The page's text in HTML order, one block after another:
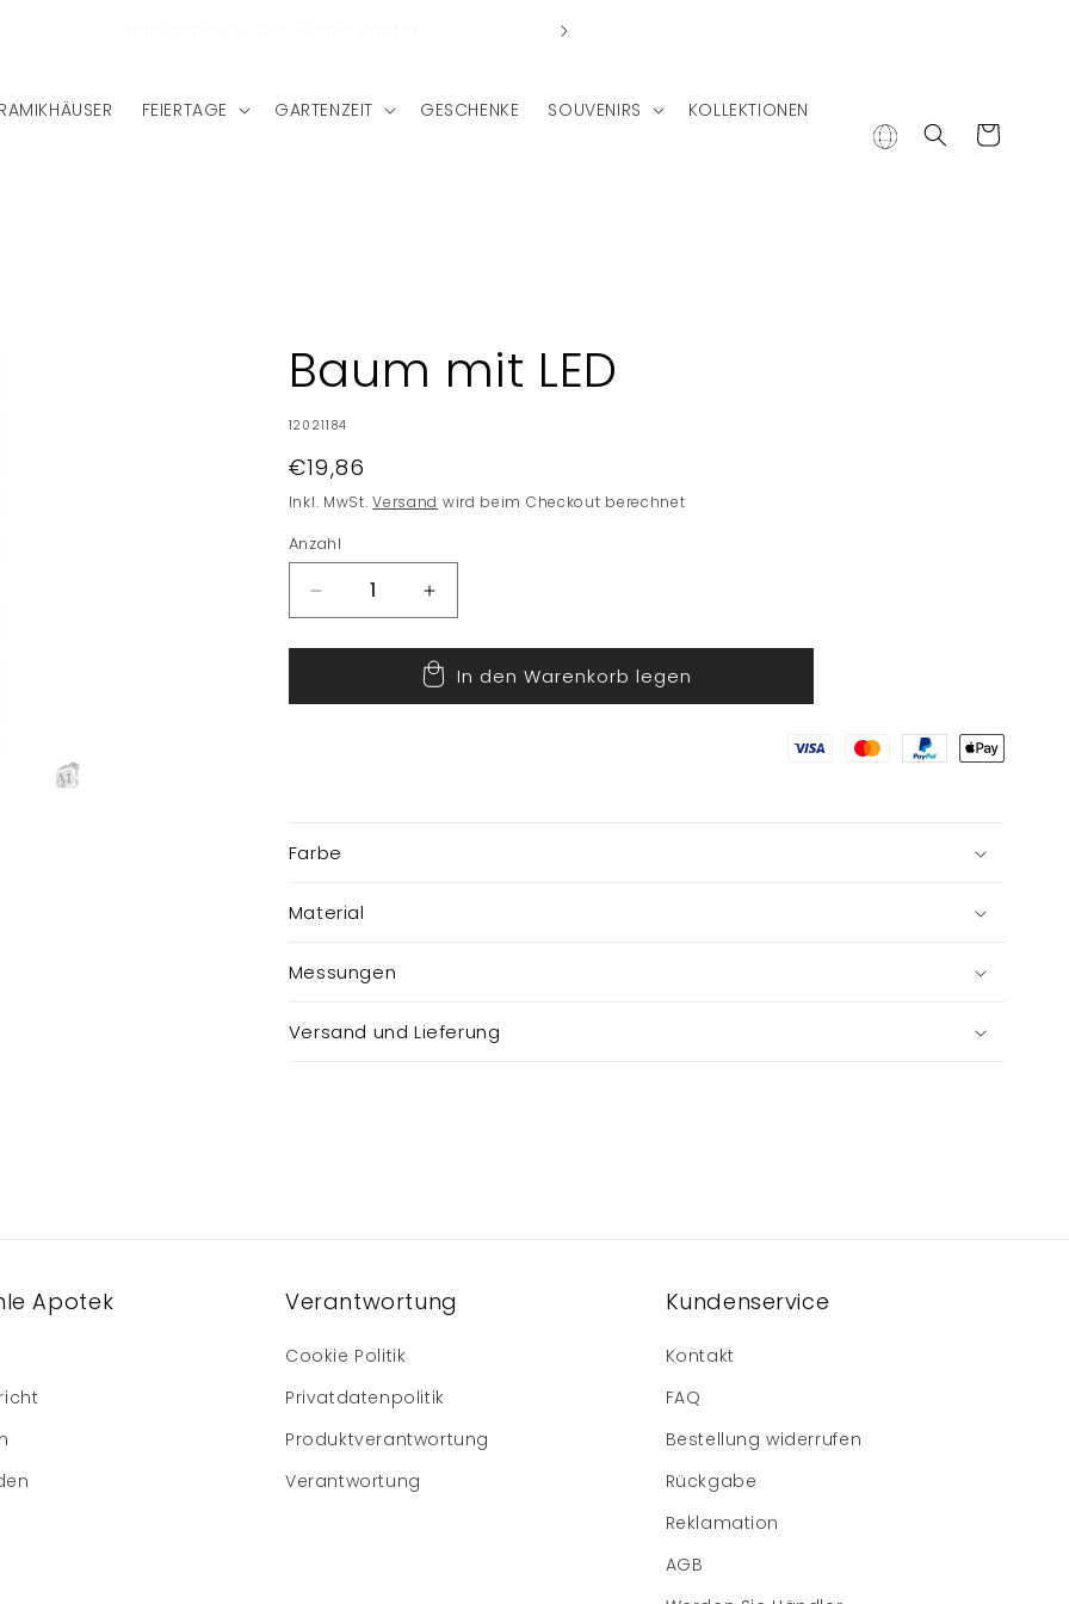
FEIERTAGE GARTENZEIT GESCHENKE SOUVENIRS KOLLEKTIONEN
Warenkorb
Baum mit LED
SKU:
12021184
Normaler
Preis
€19,86
Inkl. MwSt.Versand wird beim Checkout berechnet
Anzahl
Verringere
die
Menge
Baum
Erhöhe
die
Menge
für
Baum
In den Warenkorb legen
Farbe
Material
Messungen
Versand und Lieferung
Apotek Verantwortung
Cookie Politik
Privatdatenpolitik
Produktverantwortung
Verantwortung
Kundenservice
Kontakt
FAQ
Bestellung widerrufen
Rückgabe
Reklamation
AGB